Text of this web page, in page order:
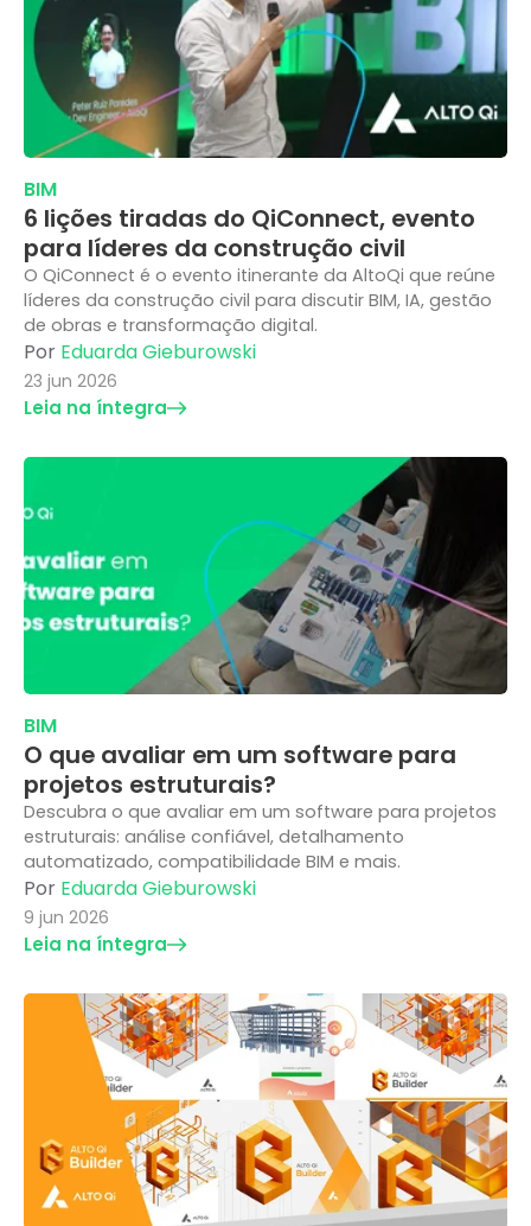
BIM
6 lições tiradas do QiConnect, evento
para líderes da construção civil
O QiConnect é o evento itinerante da AltoQi que reúne
líderes da construção civil para discutir BIM, IA, gestão
de obras e transformação digital.
Por Eduarda Gieburowski
23 jun 2026
Leia na íntegra
BIM
O que avaliar em um software para
projetos estruturais?
Descubra o que avaliar em um software para projetos
estruturais: análise confiável, detalhamento
automatizado, compatibilidade BIM e mais.
Por Eduarda Gieburowski
9 jun 2026
Leia na íntegra